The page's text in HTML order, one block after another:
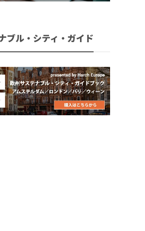
ブル・シティ・ガイド